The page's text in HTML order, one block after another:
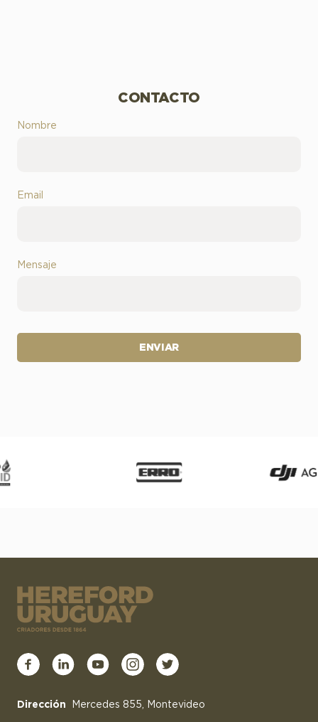
CONTACTO
Nombre
Email
Mensaje
ENVIAR
Dirección Mercedes 855, Montevideo